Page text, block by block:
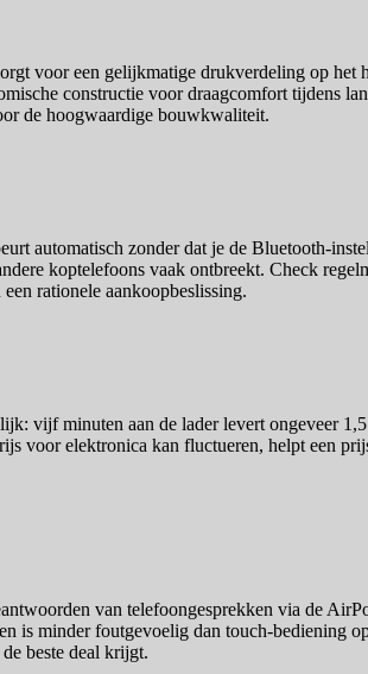
voor een gelijkmatige drukverdeling op het
constructie voor draagcomfort tijdens
de hoogwaardige bouwkwaliteit.
automatisch zonder dat je de Bluetooth-
koptelefoons vaak ontbreekt. Check
rationele aankoopbeslissing.
vijf minuten aan de lader levert ongeveer
voor elektronica kan fluctueren, helpt een
van telefoongesprekken via de
is minder foutgevoelig dan touch-bediening
beste deal krijgt.